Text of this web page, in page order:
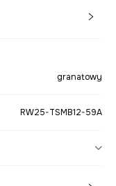
granatowy
RW25-TSMB12-59A